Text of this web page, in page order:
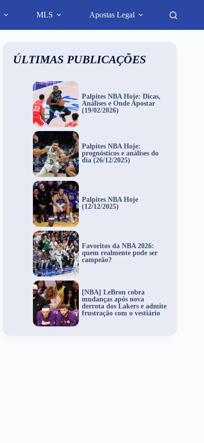
MLS Apostas Legal
ÚLTIMAS PUBLICAÇÕES
Palpites NBA Hoje: Dicas,
Análises e Onde Apostar
(19/02/2026)
Palpites NBA Hoje:
prognósticos e análises do
dia (26/12/2025)
Palpites NBA Hoje
(12/12/2025)
Favoritos da NBA 2026:
quem realmente pode ser
campeão?
[NBA] LeBron cobra
mudanças após nova
derrota dos Lakers e admite
frustração com o vestiário